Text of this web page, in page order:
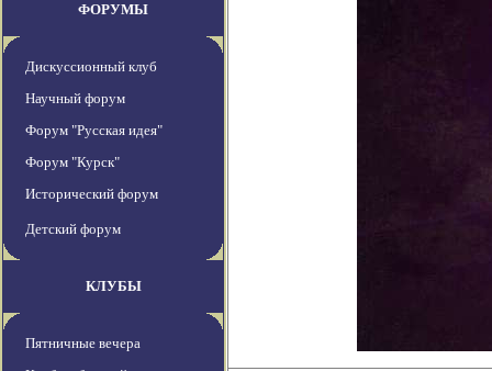
ФОРУМЫ
Дискуссионный клуб
Научный форум
Форум "Русская идея"
Форум "Курск"
Исторический форум
Детский форум
КЛУБЫ
Пятничные вечера